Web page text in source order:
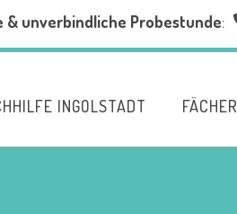
& unverbindliche Probestunde:
INGOLSTADT FÄCHER